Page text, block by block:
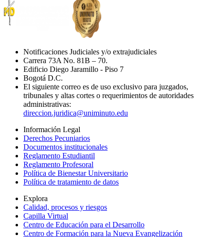
Notificaciones Judiciales y/o extrajudiciales
Carrera 73A No. 81B – 70.
Edificio Diego Jaramillo - Piso 7
Bogotá D.C.
El siguiente correo es de uso exclusivo para juzgados,
tribunales y altas cortes o requerimientos de autoridades
administrativas:
direccion.juridica@uniminuto.edu
Información Legal
Derechos Pecuniarios
Documentos institucionales
Reglamento Estudiantil
Reglamento Profesoral
Política de Bienestar Universitario
Política de tratamiento de datos
Explora
Calidad, procesos y riesgos
Capilla Virtual
Centro de Educación para el Desarrollo
Centro de Formación para la Nueva Evangelización